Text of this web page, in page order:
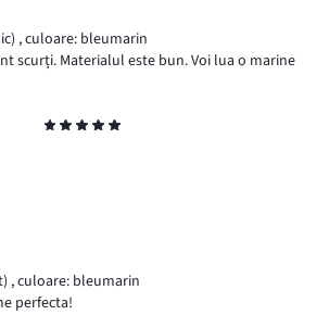
,culoare: bleumarin
scurți. Materialul este bun. Voi lua o marine
,culoare: bleumarin
perfecta!